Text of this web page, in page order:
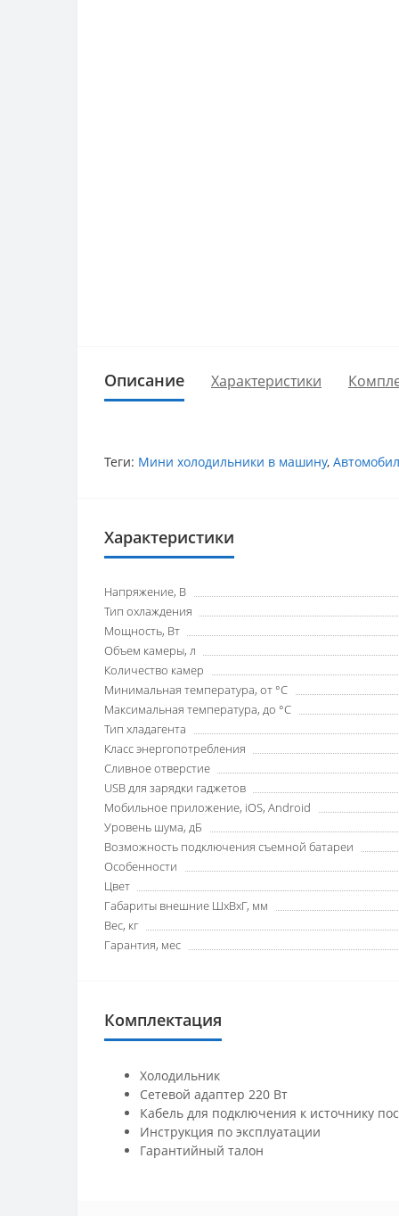
Описание Характеристики
Теги: Мини холодильники в машину,
Характеристики
Напряжение, В
Тип охлаждения
Мощность, Вт
Объем камеры, л
Количество камер
Минимальная температура, от °C
Максимальная температура, до °C
Тип хладагента
Класс энергопотребления
Сливное отверстие
USB для зарядки гаджетов
Мобильное приложение, iOS, Android
Уровень шума, дБ
Возможность подключения съемной батареи
Особенности
Цвет
Габариты внешние ШхВхГ, мм
Вес, кг
Гарантия, мес
Комплектация
Холодильник
Сетевой адаптер 220 Вт
Кабель для подключения к источнику
Инструкция по эксплуатации
Гарантийный талон